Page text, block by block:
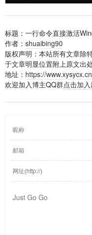
标题：一行命令直接激活
作者： shuaibing90
版权声明：本站所有文章除
于文章明显位置附上原文出
地址： https://
欢迎加入博主QQ群点击加